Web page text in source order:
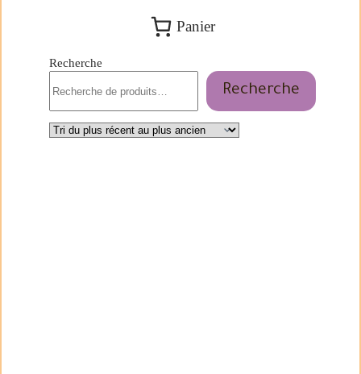
Panier
Recherche
Recherche